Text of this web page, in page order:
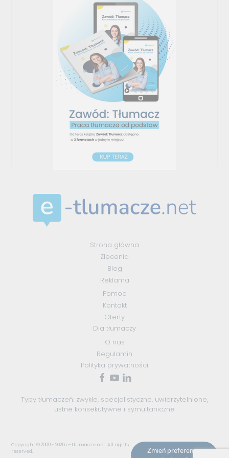
Strona główna
Zlecenia
Blog
Reklama
Pomoc
Kontakt
Oferty
Dla tłumaczy
O nas
Regulamin
Polityka prywatności
Typy tłumaczeń: zwykłe, specjalistyczne, uwierzytelnione,
ustne konsekutywne i symultaniczne
Copyright © 2009 - 2026 e-tlumacze.net. All rights
reserved.
Zmień preferencje